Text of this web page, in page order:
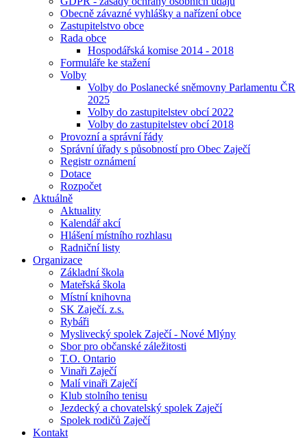
Obecně závazné vyhlášky a nařízení obce
Zastupitelstvo obce
Rada obce
Hospodářská komise 2014 - 2018
Formuláře ke stažení
Volby
Volby do Poslanecké sněmovny Parlamentu ČR
2025
Volby do zastupitelstev obcí 2022
Volby do zastupitelstev obcí 2018
Provozní a správní řády
Správní úřady s působností pro Obec Zaječí
Registr oznámení
Dotace
Rozpočet
Aktuálně
Aktuality
Kalendář akcí
Hlášení místního rozhlasu
Radniční listy
Organizace
Základní škola
Mateřská škola
Místní knihovna
SK Zaječí. z.s.
Rybáři
Myslivecký spolek Zaječí - Nové Mlýny
Sbor pro občanské záležitosti
T.O. Ontario
Vinaři Zaječí
Malí vinaři Zaječí
Klub stolního tenisu
Jezdecký a chovatelský spolek Zaječí
Spolek rodičů Zaječí
Kontakt